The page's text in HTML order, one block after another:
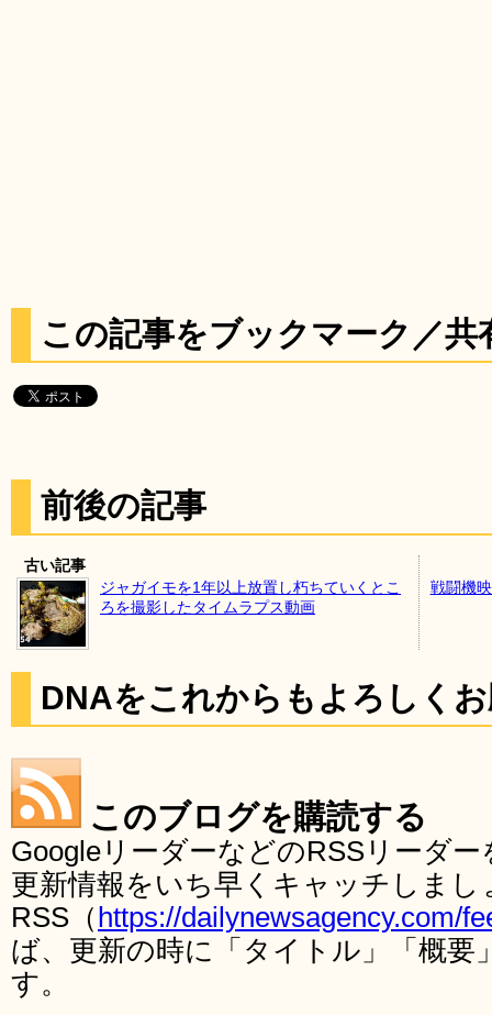
この記事をブックマーク／共
前後の記事
古い記事
ジャガイモを1年以上放置し朽ちていくとこ
ろを撮影したタイムラプス動画
戦闘機
DNAをこれからもよろしく
このブログを購読する
GoogleリーダーなどのRSSリーダ
更新情報をいち早くキャッチしま
RSS（ https://dailynewsagency.com/
ば、更新の時に「タイトル」「概要
す。